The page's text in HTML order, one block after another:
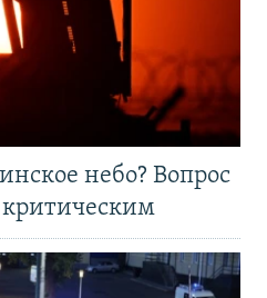
небо? Вопрос